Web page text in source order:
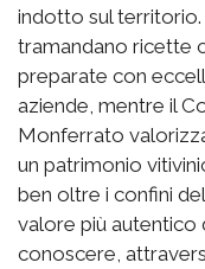
indotto sul
tramandano ricette
preparate con
aziende, mentre il
Monferrato
un patrimonio
ben oltre i confini
valore più autentico
conoscere,